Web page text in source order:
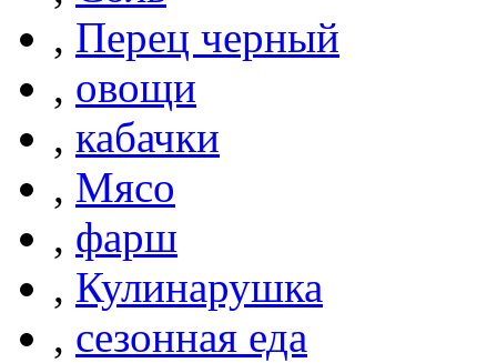
, Перец черный
, овощи
, кабачки
, Мясо
, фарш
, Кулинарушка
, сезонная еда